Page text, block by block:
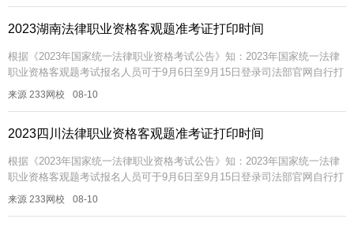
2023湖南法律职业资格客观题准考证打印时间
根据《2023年国家统一法律职业资格考试公告》知：2023年国家统一法律
职业资格客观题考试报名人员可于9月6日至9月15日登录司法部官网自行打
印准考证。插入模块2023年法考客观题准考证打印时间202...
来源 233网校 08-10
2023四川法律职业资格客观题准考证打印时间
根据《2023年国家统一法律职业资格考试公告》知：2023年国家统一法律
职业资格客观题考试报名人员可于9月6日至9月15日登录司法部官网自行打
印准考证。插入模块2023年法考客观题准考证打印时间202...
来源 233网校 08-10